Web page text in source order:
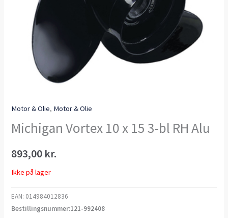
Motor & Olie, Motor & Olie
Michigan Vortex 10 x 15 3-bl RH Alu
893,00 kr.
Ikke på lager
EAN: 014984012836
Bestillingsnummer:121-992408